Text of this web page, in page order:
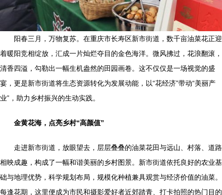
阳春三月，万物复苏。在重庆市长寿区新市街道，数千亩油菜花正迎
着暖阳竞相绽放，汇成一片灿烂夺目的金色海洋。微风拂过，花浪翻滚，
清香四溢，勾勒出一幅生机盎然的田园画卷。这不仅仅是一场视觉的盛
宴，更是新市街道将生态资源转化为发展动能，以“花经济”带动“美丽产
业”，助力乡村振兴的生动实践。
金黄花海，点亮乡村“高颜值”
走进新市街道，放眼望去，层层叠叠的油菜花田与远山、村落、道路
相映成趣，构成了一幅和谐美丽的乡村图景。新市街道依托良好的农业基
础与地理优势，科学规划布局，规模化种植兼具观赏与经济价值的油菜。
每逢花期，这里便成为市民和摄影爱好者近郊踏青、打卡拍照的热门目的